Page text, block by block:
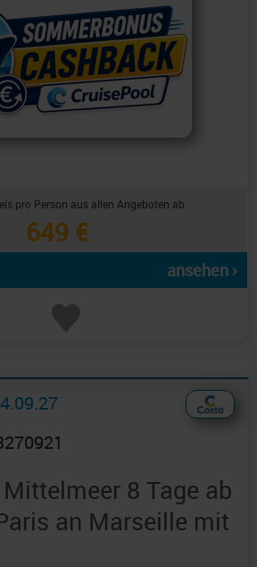
pro Person aus allen Angeboten ab
649 €
ansehen ›
8 Tage ab
an Marseille mit